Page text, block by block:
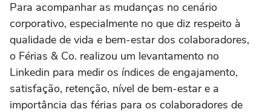
Para acompanhar as mudanças no cenário
corporativo, especialmente no que diz respeito à
qualidade de vida e bem-estar dos colaboradores,
o Férias & Co. realizou um levantamento no
Linkedin para medir os índices de engajamento,
satisfação, retenção, nível de bem-estar e a
importância das férias para os colaboradores de